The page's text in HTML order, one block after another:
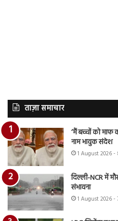
ताज़ा समाचार
‘मैं बच्चों को माफ
नाम भावुक संदेश
1 August 2026 -
दिल्ली-NCR में
संभावना
1 August 2026 -